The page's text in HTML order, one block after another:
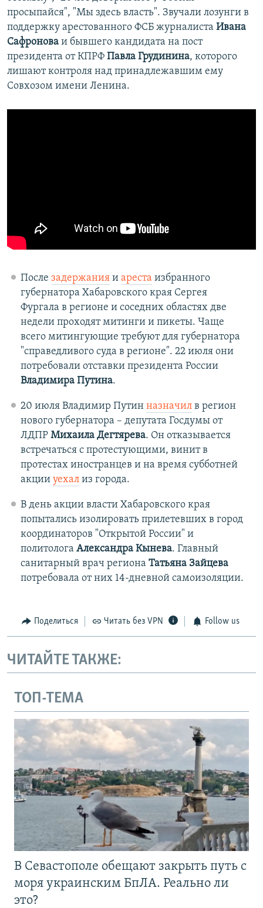
просыпайся", "Мы здесь власть". Звучали лозунги в
поддержку арестованного ФСБ журналиста Ивана
Сафронова и бывшего кандидата на пост
президента от КПРФ Павла Грудинина, которого
лишают контроля над принадлежавшим ему
Совхозом имени Ленина.
После задержанияи ареста избранного
губернатора Хабаровского края Сергея
Фургала в регионе и соседних областях две
недели проходят митинги и пикеты. Чаще
всего митингующие требуют для губернатора
"справедливого суда в регионе". 22 июля они
потребовали отставки президента России
Владимира Путина.
20 июля Владимир Путин назначилв регион
нового губернатора – депутата Госдумы от
ЛДПР Михаила Дегтярева. Он отказывается
встречаться с протестующими, винит в
протестах иностранцев и на время субботней
акции уехализ города.
В день акции власти Хабаровского края
попытались изолировать прилетевших в город
координаторов "Открытой России" и
политолога Александра Кынева. Главный
санитарный врач региона Татьяна Зайцева
потребовала от них 14-дневной самоизоляции.
Поделиться Читать без VPN Follow us
ЧИТАЙТЕ ТАКЖЕ:
ТОП-ТЕМА
В Севастополе обещают закрыть путь с
моря украинским БпЛА. Реально ли
это?